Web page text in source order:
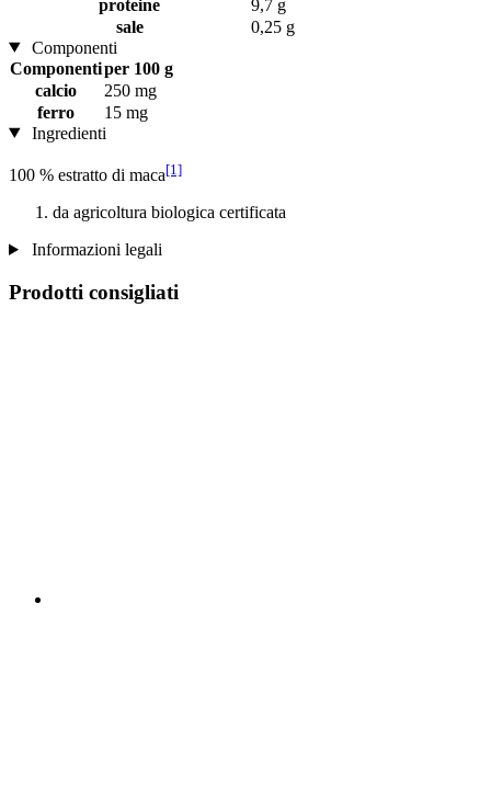
proteine
9,7 g
sale
0,25 g
Componenti
Componentiper 100 g
calcio
250 mg
ferro
15 mg
Ingredienti
100 % estratto di maca[1]
da agricoltura biologica certificata
Informazioni legali
Prodotti consigliati